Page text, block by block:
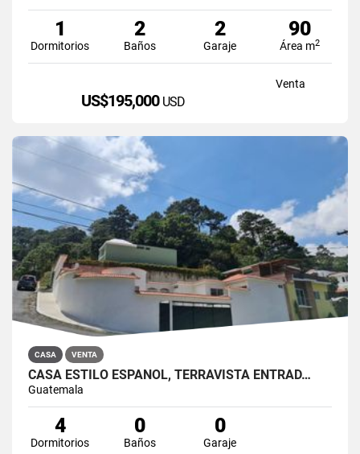
1
Dormitorios
2
Baños
2
Garaje
90
Área m2
Venta
US$195,000 USD
CASA VENTA
CASA ESTILO ESPAÑOL, TERRAVISTA ENTRAD…
Guatemala
4
Dormitorios
0
Baños
0
Garaje